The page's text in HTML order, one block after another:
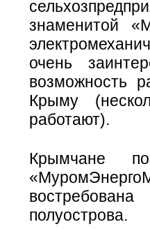
знаменитой
очень
возможность
Крыму
работают).
Крымчане
полуострова.